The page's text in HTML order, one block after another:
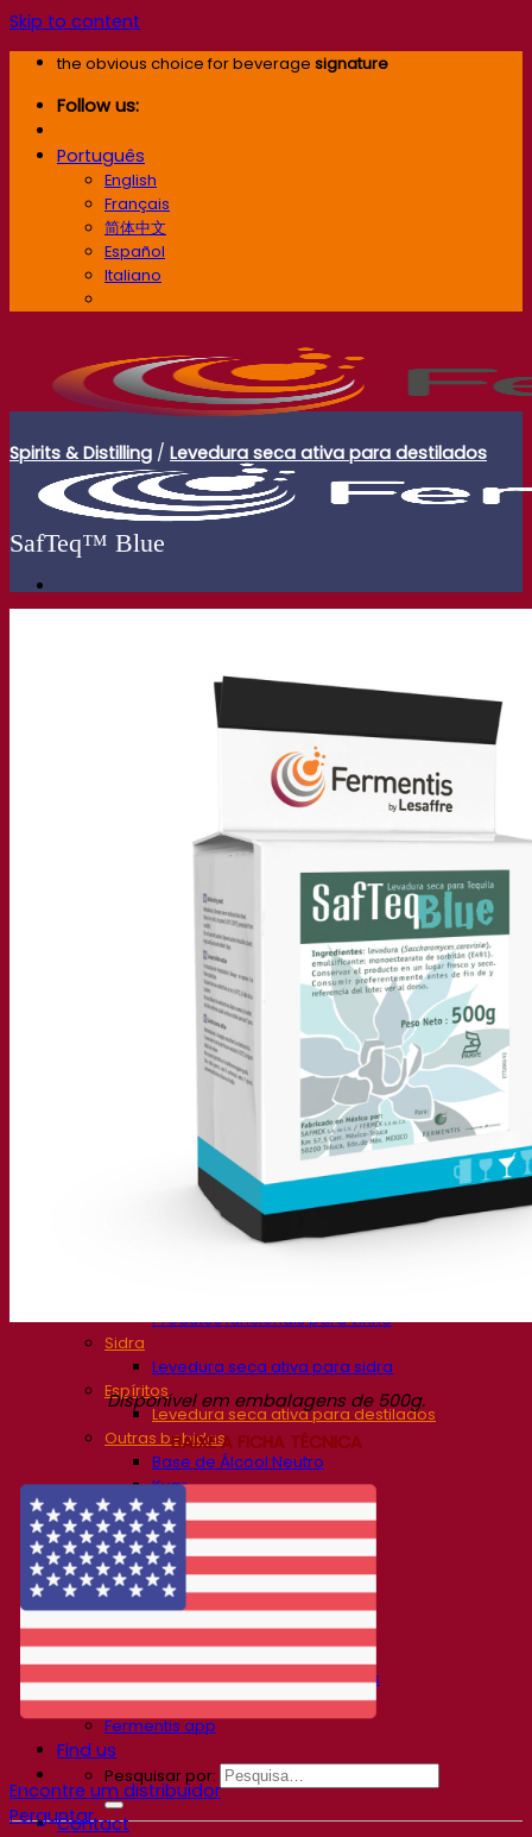
Skip to content
the obvious choice for beverage signature
Follow us:
Português
English
Français
简体中文
Español
Italiano
Especialista em fermentação
O Campus Fermentis
Uma equipe apaixonada
Apoiando a criatividade
Pesquisa e desenvolvimento
Levedura Superior da Fermentis
Caracterização do produto
Desenvolvimento de produto
Nossas marcas
E2U™ – Easy To Use
SafYeast™
All In 1™
Fermentis Academy™
Outros serviços
Fabricação sob encomenda
Degustações de bebidas
Soluções de fermentação
Levedura seca ativa para cerveja
Bactérias
Auxiliares de fermentação para cerveja
Produtos funcionais para cerveja
Soluções para Vinificação
Levedura seca ativa para vinho
Produtos funcionais para vinho
Sidra
Levedura seca ativa para sidra
Espíritos
Levedura seca ativa para destilados
Outras bebidas
Base de Álcool Neutro
Kvas
Sorghum
Café
Fermentis Academy
Sobre a Academia Fermentis
Gravações de webinars
Recursos
Centro de conhecimento
Percepções de especialistas
Documentations
Fermentis app
Find us
Pesquisar por:
Contact
Spirits & Distilling / Levedura seca ativa para destilados
SafTeq™ Blue
Disponível em embalagens de 500g.
BAIXE A FICHA TÉCNICA
Encontre um distribuidor
Perguntar